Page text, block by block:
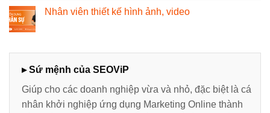
Nhân viên thiết kế hình ảnh, video
▸ Sứ mệnh của SEOViP
Giúp cho các doanh nghiệp vừa và nhỏ, đặc biệt là cá
nhân khởi nghiệp ứng dụng Marketing Online thành